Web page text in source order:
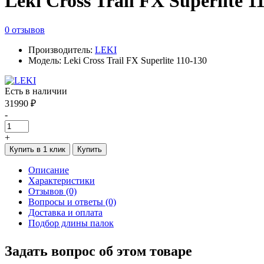
0 отзывов
Производитель: LEKI
Модель: Leki Cross Trail FX Superlite 110-130
Есть в наличии
31990 ₽
-
+
Купить в 1 клик Купить
Описание
Характеристики
Отзывов (0)
Вопросы и ответы (0)
Доставка и оплата
Подбор длины палок
Задать вопрос об этом товаре